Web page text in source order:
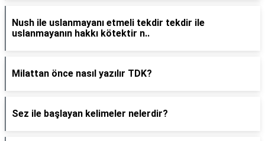
Nush ile uslanmayanı etmeli tekdir tekdir ile
uslanmayanın hakkı kötektir n..
Milattan önce nasıl yazılır TDK?
Sez ile başlayan kelimeler nelerdir?